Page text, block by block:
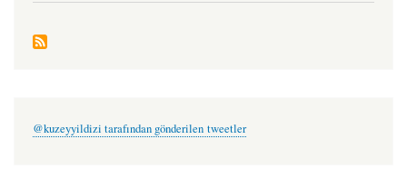
@kuzeyyildizi tarafından gönderilen tweetler